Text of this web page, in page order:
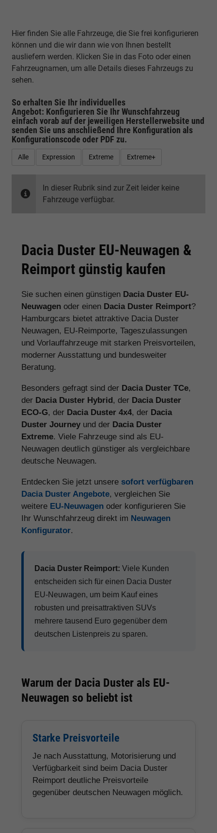
Hier finden Sie alle Fahrzeuge, die Sie frei konfigurieren
können und die wir dann wie von Ihnen bestellt
ausliefern werden. Klicken Sie in das Foto oder einen
Fahrzeugnamen, um alle Details dieses Fahrzeugs zu
sehen.
So erhalten Sie Ihr individuelles
Angebot: Konfigurieren Sie Ihr Wunschfahrzeug
einfach vorab auf der jeweiligen Herstellerwebsite und
senden Sie uns anschließend Ihre Konfiguration als
Konfigurationscode oder PDF zu.
Alle Expression Extreme Extreme+
In dieser Rubrik sind zur Zeit leider keine
Fahrzeuge verfügbar.
Dacia Duster EU-Neuwagen &
Reimport günstig kaufen
Sie suchen einen günstigen Dacia Duster EU-
Neuwagen oder einen Dacia Duster Reimport?
Hamburgcars bietet attraktive Dacia Duster
Neuwagen, EU-Reimporte, Tageszulassungen
und Vorlauffahrzeuge mit starken Preisvorteilen,
moderner Ausstattung und bundesweiter
Beratung.
Besonders gefragt sind der Dacia Duster TCe,
der Dacia Duster Hybrid, der Dacia Duster
ECO-G, der Dacia Duster 4x4, der Dacia
Duster Journey und der Dacia Duster
Extreme. Viele Fahrzeuge sind als EU-
Neuwagen deutlich günstiger als vergleichbare
deutsche Neuwagen.
Entdecken Sie jetzt unsere sofort verfügbaren
Dacia Duster Angebote, vergleichen Sie
weitere EU-Neuwagen oder konfigurieren Sie
Ihr Wunschfahrzeug direkt im Neuwagen
Konfigurator.
Dacia Duster Reimport: Viele Kunden
entscheiden sich für einen Dacia Duster
EU-Neuwagen, um beim Kauf eines
robusten und preisattraktiven SUVs
mehrere tausend Euro gegenüber dem
deutschen Listenpreis zu sparen.
Warum der Dacia Duster als EU-
Neuwagen so beliebt ist
Starke Preisvorteile
Je nach Ausstattung, Motorisierung und
Verfügbarkeit sind beim Dacia Duster
Reimport deutliche Preisvorteile
gegenüber deutschen Neuwagen möglich.